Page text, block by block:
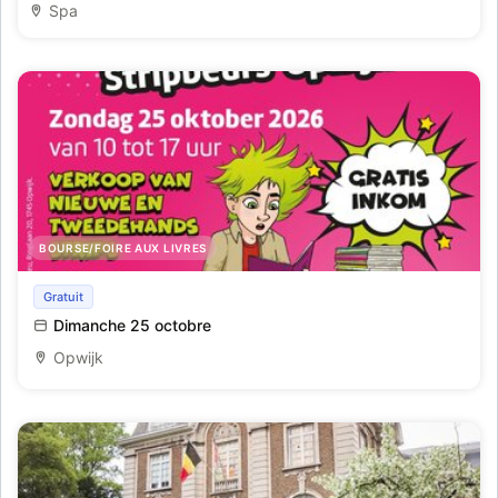
Spa
BOURSE/FOIRE AUX LIVRES
Strip ten Hemelrijk
Gratuit
Dimanche 25 octobre
Opwijk